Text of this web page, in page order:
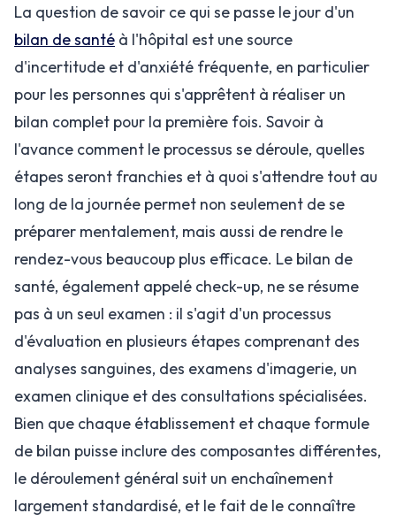
La question de savoir ce qui se passe le jour d'un
bilan de santé à l'hôpital est une source
d'incertitude et d'anxiété fréquente, en particulier
pour les personnes qui s'apprêtent à réaliser un
bilan complet pour la première fois. Savoir à
l'avance comment le processus se déroule, quelles
étapes seront franchies et à quoi s'attendre tout au
long de la journée permet non seulement de se
préparer mentalement, mais aussi de rendre le
rendez-vous beaucoup plus efficace. Le bilan de
santé, également appelé check-up, ne se résume
pas à un seul examen : il s'agit d'un processus
d'évaluation en plusieurs étapes comprenant des
analyses sanguines, des examens d'imagerie, un
examen clinique et des consultations spécialisées.
Bien que chaque établissement et chaque formule
de bilan puisse inclure des composantes différentes,
le déroulement général suit un enchaînement
largement standardisé, et le fait de le connaître